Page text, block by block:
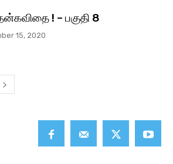
! – பகுதி 8
15, 2020